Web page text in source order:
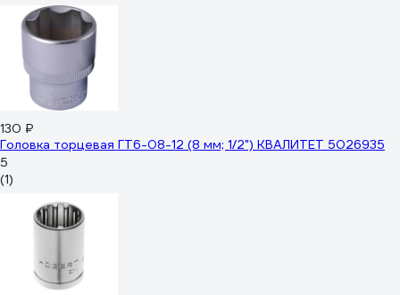
130 ₽
Головка торцевая ГТ6-08-12 (8 мм; 1/2") КВАЛИТЕТ 5026935
5
(1)